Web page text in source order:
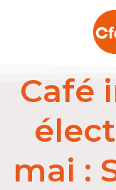
Café
mai :